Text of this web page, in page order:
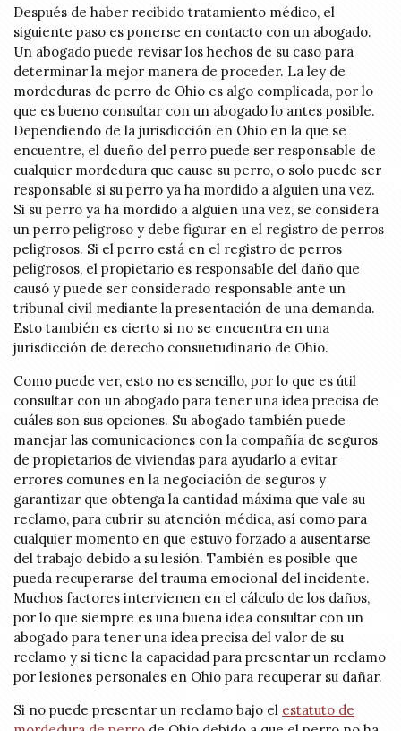
Después de haber recibido tratamiento médico, el
siguiente paso es ponerse en contacto con un abogado.
Un abogado puede revisar los hechos de su caso para
determinar la mejor manera de proceder. La ley de
mordeduras de perro de Ohio es algo complicada, por lo
que es bueno consultar con un abogado lo antes posible.
Dependiendo de la jurisdicción en Ohio en la que se
encuentre, el dueño del perro puede ser responsable de
cualquier mordedura que cause su perro, o solo puede ser
responsable si su perro ya ha mordido a alguien una vez.
Si su perro ya ha mordido a alguien una vez, se considera
un perro peligroso y debe figurar en el registro de perros
peligrosos. Si el perro está en el registro de perros
peligrosos, el propietario es responsable del daño que
causó y puede ser considerado responsable ante un
tribunal civil mediante la presentación de una demanda.
Esto también es cierto si no se encuentra en una
jurisdicción de derecho consuetudinario de Ohio.
Como puede ver, esto no es sencillo, por lo que es útil
consultar con un abogado para tener una idea precisa de
cuáles son sus opciones. Su abogado también puede
manejar las comunicaciones con la compañía de seguros
de propietarios de viviendas para ayudarlo a evitar
errores comunes en la negociación de seguros y
garantizar que obtenga la cantidad máxima que vale su
reclamo, para cubrir su atención médica, así como para
cualquier momento en que estuvo forzado a ausentarse
del trabajo debido a su lesión. También es posible que
pueda recuperarse del trauma emocional del incidente.
Muchos factores intervienen en el cálculo de los daños,
por lo que siempre es una buena idea consultar con un
abogado para tener una idea precisa del valor de su
reclamo y si tiene la capacidad para presentar un reclamo
por lesiones personales en Ohio para recuperar su dañar.
Si no puede presentar un reclamo bajo el estatuto de